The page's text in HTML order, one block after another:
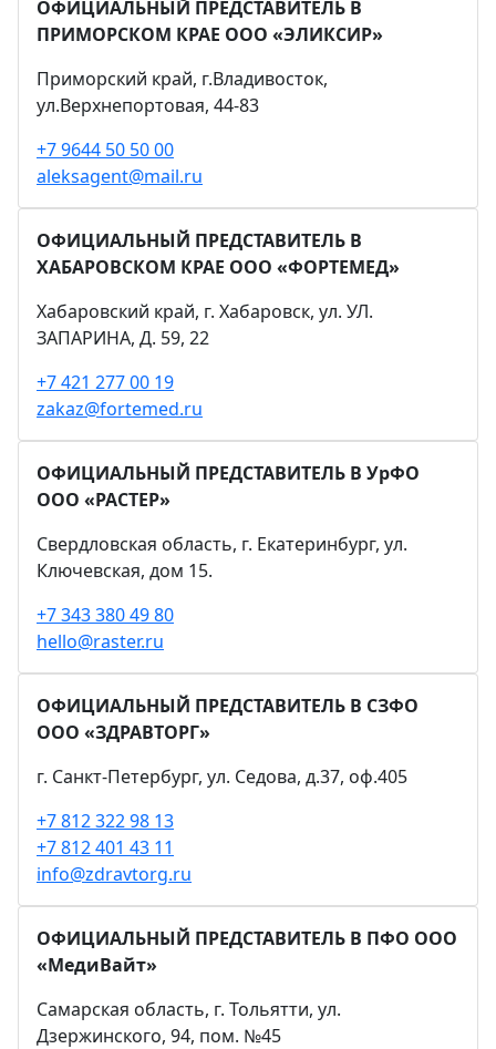
ОФИЦИАЛЬНЫЙ ПРЕДСТАВИТЕЛЬ В
ПРИМОРСКОМ КРАЕ ООО «ЭЛИКСИР»
Приморский край, г.Владивосток,
ул.Верхнепортовая, 44-83
+7 9644 50 50 00
aleksagent@mail.ru
ОФИЦИАЛЬНЫЙ ПРЕДСТАВИТЕЛЬ В
ХАБАРОВСКОМ КРАЕ ООО «ФОРТЕМЕД»
Хабаровский край, г. Хабаровск, ул. УЛ.
ЗАПАРИНА, Д. 59, 22
+7 421 277 00 19
zakaz@fortemed.ru
ОФИЦИАЛЬНЫЙ ПРЕДСТАВИТЕЛЬ В УрФО
ООО «РАСТЕР»
Свердловская область, г. Екатеринбург, ул.
Ключевская, дом 15.
+7 343 380 49 80
hello@raster.ru
ОФИЦИАЛЬНЫЙ ПРЕДСТАВИТЕЛЬ В СЗФО
ООО «ЗДРАВТОРГ»
г. Санкт-Петербург, ул. Седова, д.37, оф.405
+7 812 322 98 13
+7 812 401 43 11
info@zdravtorg.ru
ОФИЦИАЛЬНЫЙ ПРЕДСТАВИТЕЛЬ В ПФО ООО
«МедиВайт»
Самарская область, г. Тольятти, ул.
Дзержинского, 94, пом. №45